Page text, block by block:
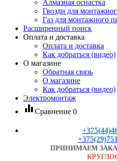
Алмазная оснастка
Гвозди для
Газ для монтажного
Расширенный поиск
Оплата и доставка
Оплата и доставка
Как добраться (видео)
О магазине
Обратная связь
О магазине
Как добраться (видео)
Электромонтаж
equalizer Сравнение 0
ПРИНИМАЕМ